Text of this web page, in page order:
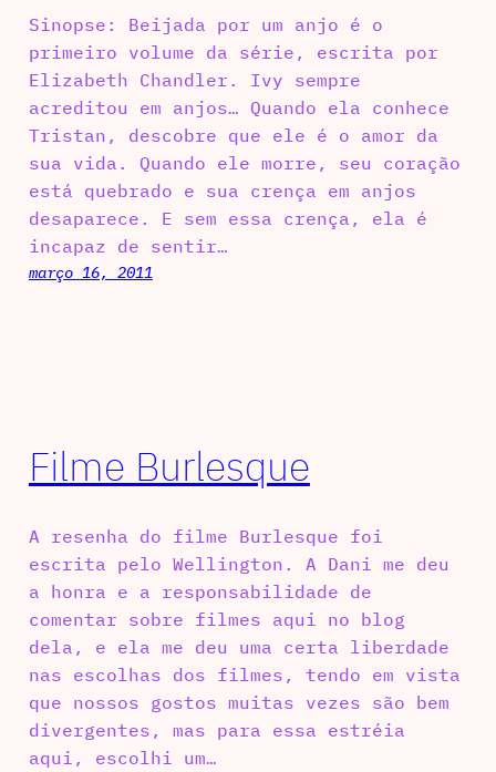
Sinopse: Beijada por um anjo é o
primeiro volume da série, escrita por
Elizabeth Chandler. Ivy sempre
acreditou em anjos… Quando ela conhece
Tristan, descobre que ele é o amor da
sua vida. Quando ele morre, seu coração
está quebrado e sua crença em anjos
desaparece. E sem essa crença, ela é
incapaz de sentir…
março 16, 2011
Filme Burlesque
A resenha do filme Burlesque foi
escrita pelo Wellington. A Dani me deu
a honra e a responsabilidade de
comentar sobre filmes aqui no blog
dela, e ela me deu uma certa liberdade
nas escolhas dos filmes, tendo em vista
que nossos gostos muitas vezes são bem
divergentes, mas para essa estréia
aqui, escolhi um…